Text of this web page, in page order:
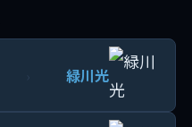
緑川光